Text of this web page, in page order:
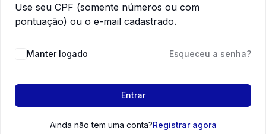
Use seu CPF (somente números ou com
pontuação) ou o e-mail cadastrado.
Manter logado Esqueceu a senha?
Entrar
Ainda não tem uma conta?Registrar agora